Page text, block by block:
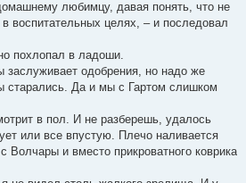
любимцу, давая понять, что не
воспитательных целях, – и последовал
похлопал в ладоши.
заслуживает одобрения, но надо же
старались. Да и мы с Гартом слишком
в пол. И не разберешь, удалось
или все впустую. Плечо наливается
Волчары и вместо прикроватного коврика